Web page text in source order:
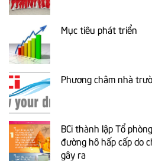
Mục tiêu phát triển
Phương châm nhà
BCi thành lập Tổ
đường hô hấp cấp do
gây ra